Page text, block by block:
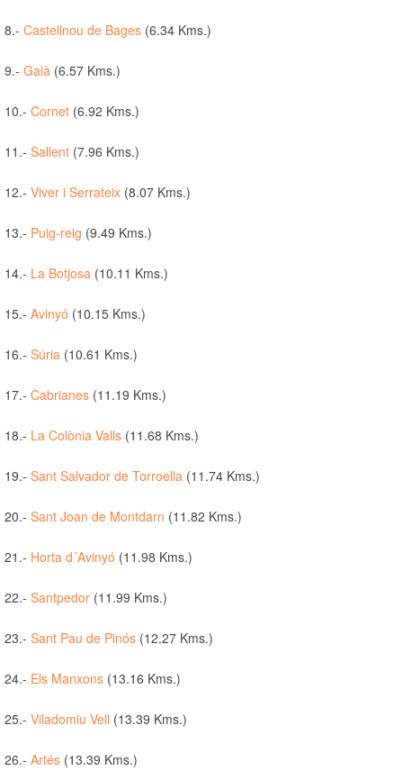
8.- Castellnou de Bages (6.34 Kms.)
9.- Gaià (6.57 Kms.)
10.- Cornet (6.92 Kms.)
11.- Sallent (7.96 Kms.)
12.- Viver i Serrateix (8.07 Kms.)
13.- Puig-reig (9.49 Kms.)
14.- La Botjosa (10.11 Kms.)
15.- Avinyó (10.15 Kms.)
16.- Súria (10.61 Kms.)
17.- Cabrianes (11.19 Kms.)
18.- La Colònia Valls (11.68 Kms.)
19.- Sant Salvador de Torroella (11.74 Kms.)
20.- Sant Joan de Montdarn (11.82 Kms.)
21.- Horta d´Avinyó (11.98 Kms.)
22.- Santpedor (11.99 Kms.)
23.- Sant Pau de Pinós (12.27 Kms.)
24.- Els Manxons (13.16 Kms.)
25.- Viladomiu Vell (13.39 Kms.)
26.- Artés (13.39 Kms.)